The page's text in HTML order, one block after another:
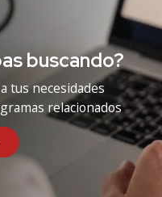
buscando?
tus necesidades
relacionados